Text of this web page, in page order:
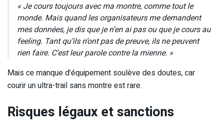
« Je cours toujours avec ma montre, comme tout le
monde. Mais quand les organisateurs me demandent
mes données, je dis que je n’en ai pas ou que je cours au
feeling. Tant qu’ils n’ont pas de preuve, ils ne peuvent
rien faire. C’est leur parole contre la mienne. »
Mais ce manque d’équipement soulève des doutes, car
courir un ultra-trail sans montre est rare.
Risques légaux et sanctions